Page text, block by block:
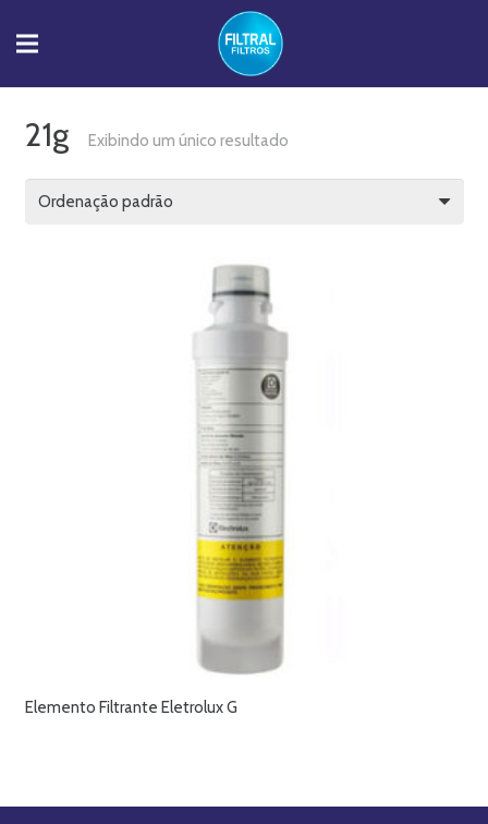
21g Exibindo um único resultado
Elemento Filtrante Eletrolux G